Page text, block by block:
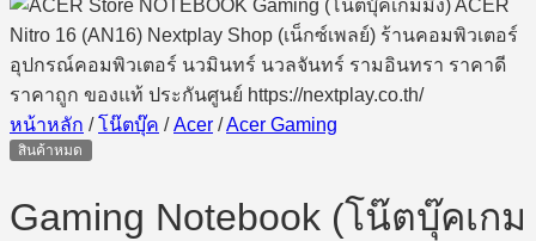
หน้าหลัก / โน๊ตบุ๊ค / Acer /Acer Gaming
สินค้าหมด
Gaming Notebook (โน๊ตบุ๊คเกม